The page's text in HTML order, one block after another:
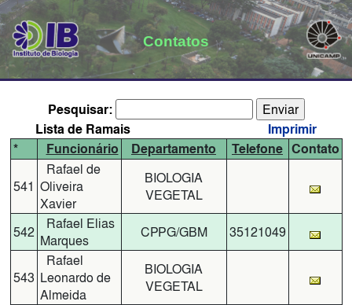
Contatos
Pesquisar:
Lista de Ramais
Imprimir
*
Funcionário Departamento Telefone Contato
541
Rafael de
Oliveira
Xavier
BIOLOGIA
VEGETAL
542
Rafael Elias
Marques
CPPG/GBM 35121049
543
Rafael
Leonardo de
Almeida
BIOLOGIA
VEGETAL